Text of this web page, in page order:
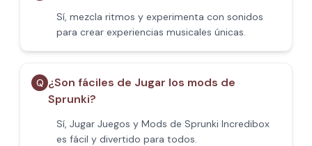
Sí, mezcla ritmos y experimenta con sonidos
para crear experiencias musicales únicas.
Q ¿Son fáciles de Jugar los mods de
Sprunki?
Sí, Jugar Juegos y Mods de Sprunki Incredibox
es fácil y divertido para todos.